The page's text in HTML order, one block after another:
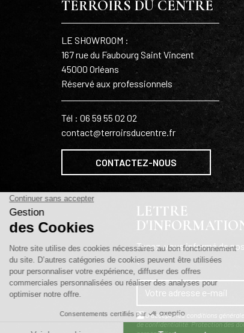
TERROIRS DU CENTRE
LE SHOWROOM :
167 rue du Faubourg Saint Vincent
45000 Orléans
Réservé aux professionnels
Tél : 06 59 55 02 02
contact@terroirsducentre.fr
CONTACTEZ-NOUS
LETTRE
Tenez-vous informé de
!
J'accepte les conditions
de confidentialité.Protection des